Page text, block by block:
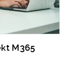
M365